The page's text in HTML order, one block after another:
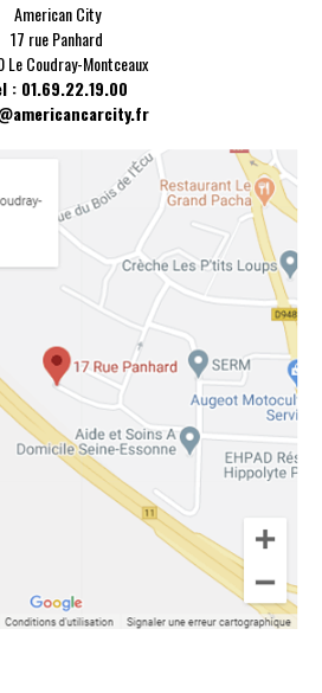
American City
17 rue Panhard
Le Coudray-Montceaux
: 01.69.22.19.00